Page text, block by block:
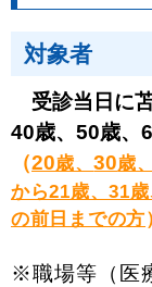
対象者
受診当日に
40歳、50歳、
（20歳、30歳、
から21歳、31
の前日までの方
※職場等（医